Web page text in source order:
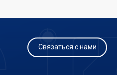
Связаться с нами